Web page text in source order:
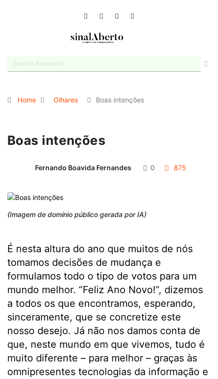
Home Olhares Boas intenções
Boas intenções
Fernando Boavida Fernandes 0 875
(Imagem de domínio público gerada por IA)
É nesta altura do ano que muitos de nós
tomamos decisões de mudança e
formulamos todo o tipo de votos para um
mundo melhor. “Feliz Ano Novo!”, dizemos
a todos os que encontramos, esperando,
sinceramente, que se concretize este
nosso desejo. Já não nos damos conta de
que, neste mundo em que vivemos, tudo é
muito diferente – para melhor – graças às
omnipresentes tecnologias da informação e